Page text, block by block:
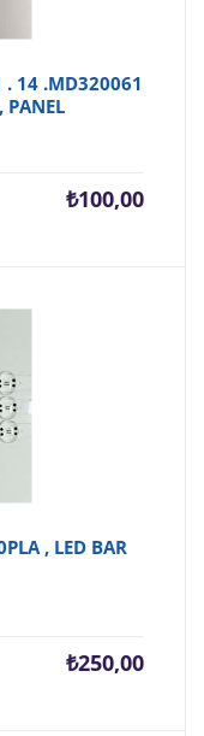
. 14 .MD320061
PANEL
₺100,00
Şu
, LED BAR
₺250,00
Şu